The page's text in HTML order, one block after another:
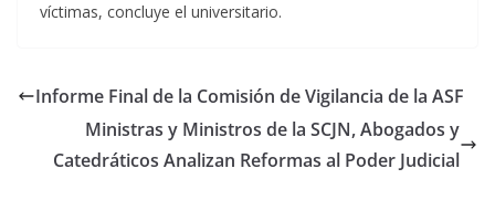
víctimas, concluye el universitario.
Informe Final de la Comisión de Vigilancia de la ASF
Ministras y Ministros de la SCJN, Abogados y
Catedráticos Analizan Reformas al Poder Judicial